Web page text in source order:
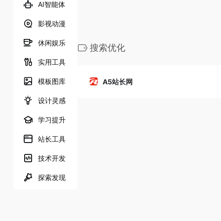
AI智能体
影视动漫
休闲娱乐
实用工具
模板图库
设计灵感
学习提升
站长工具
技术开发
探索发现
搜索优化
A5站长网